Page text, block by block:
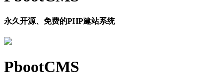
永久开源、免费的PHP建站系统
PbootCMS